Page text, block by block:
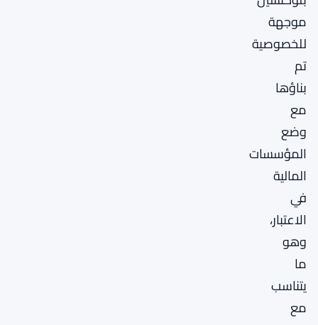
موجهة
للخصوصية
تم
بناؤها
مع
وضع
المؤسسات
المالية
في
الاعتبار،
وهو
ما
يتناسب
مع